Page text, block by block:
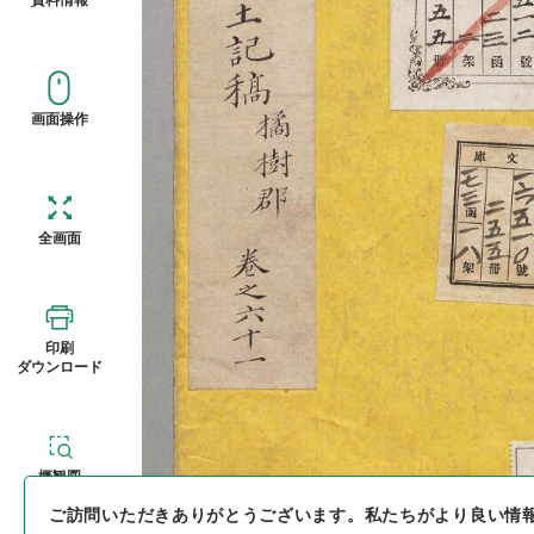
画面操作
全画面
印刷
ダウンロード
概観図
ご訪問いただきありがとうございます。 私たちがより良い情